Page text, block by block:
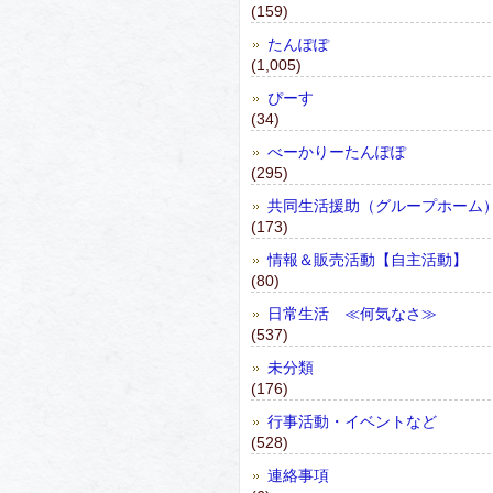
(159)
たんぽぽ
(1,005)
ぴーす
(34)
べーかりーたんぽぽ
(295)
共同生活援助（グループホーム
(173)
情報＆販売活動【自主活動】
(80)
日常生活 ≪何気なさ≫
(537)
未分類
(176)
行事活動・イベントなど
(528)
連絡事項